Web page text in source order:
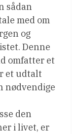
sådan
med om
og
Denne
omfatter et
et udtalt
nødvendige
den
i livet, er